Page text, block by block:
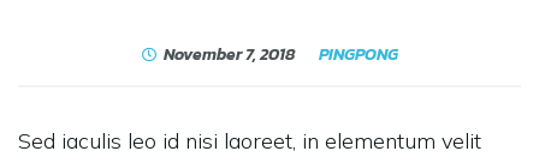
November 7, 2018 PINGPONG
Sed iaculis leo id nisi laoreet, in elementum velit